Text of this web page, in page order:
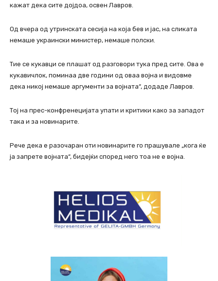
кажат дека сите дојдоа, освен Лавров.
Од вчера од утринската сесија на која бев и јас, на сликата
немаше украински министер, немаше полски.
Тие се кукавци се плашат од разговори тука пред сите. Ова е
кукавичлок, поминаа две години од оваа војна и видовме
дека никој немаше аргументи за војната“, додаде Лавров.
Тој на прес-конфренецијата упати и критики како за западот
така и за новинарите.
Рече дека е разочаран оти новинарите го прашувале „кога ќе
ја запрете војната“, бидејќи според него тоа не е војна.